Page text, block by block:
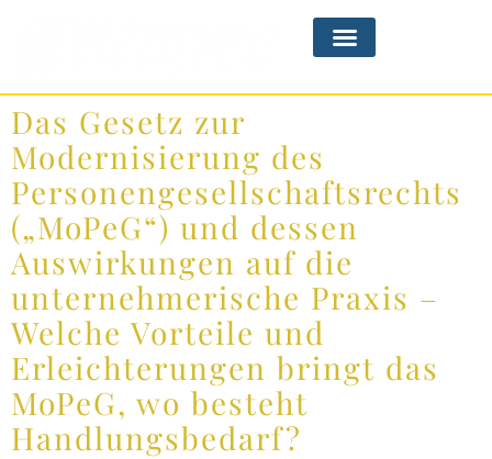
Das Gesetz zur
Modernisierung des
Personengesellschaftsrechts
(„MoPeG“) und dessen
Auswirkungen auf die
unternehmerische Praxis –
Welche Vorteile und
Erleichterungen bringt das
MoPeG, wo besteht
Handlungsbedarf?